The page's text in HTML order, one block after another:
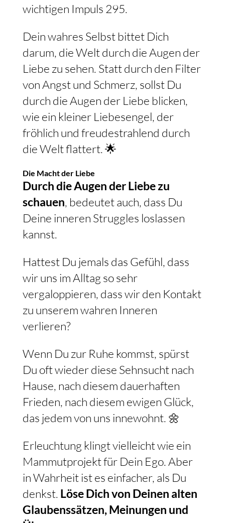
wichtigen Impuls 295.
Dein wahres Selbst bittet Dich
darum, die Welt durch die Augen der
Liebe zu sehen. Statt durch den Filter
von Angst und Schmerz, sollst Du
durch die Augen der Liebe blicken,
wie ein kleiner Liebesengel, der
fröhlich und freudestrahlend durch
die Welt flattert. 🌟
Die Macht der Liebe
Durch die Augen der Liebe zu
schauen, bedeutet auch, dass Du
Deine inneren Struggles loslassen
kannst.
Hattest Du jemals das Gefühl, dass
wir uns im Alltag so sehr
vergaloppieren, dass wir den Kontakt
zu unserem wahren Inneren
verlieren?
Wenn Du zur Ruhe kommst, spürst
Du oft wieder diese Sehnsucht nach
Hause, nach diesem dauerhaften
Frieden, nach diesem ewigen Glück,
das jedem von uns innewohnt. 🌼
Erleuchtung klingt vielleicht wie ein
Mammutprojekt für Dein Ego. Aber
in Wahrheit ist es einfacher, als Du
denkst. Löse Dich von Deinen alten
Glaubenssätzen, Meinungen und